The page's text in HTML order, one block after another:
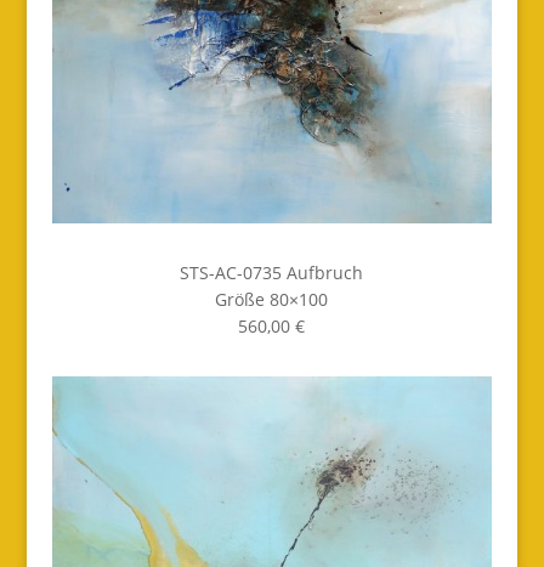
STS-AC-0735 Aufbruch
Größe 80×100
560,00 €